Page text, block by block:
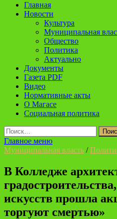
Главная
Новости
Культура
Муниципальная
Общество
Политика
Актуально
Документы
Газета PDF
Видео
Нормативные акты
О Магасе
Социальная политика
Найти:
Главное меню
Муниципальная власть /
В Колледже
искусств прошла
торгуют смертью»